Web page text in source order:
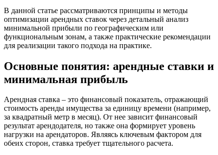
В данной статье рассматриваются принципы и методы
оптимизации арендных ставок через детальный анализ
минимальной прибыли по географическим или
функциональным зонам, а также практические рекомендации
для реализации такого подхода на практике.
Основные понятия: арендные ставки и
минимальная прибыль
Арендная ставка – это финансовый показатель, отражающий
стоимость аренды имущества за единицу времени (например,
за квадратный метр в месяц). От нее зависит финансовый
результат арендодателя, но также она формирует уровень
нагрузки на арендаторов. Являясь ключевым фактором для
обеих сторон, ставка требует тщательного расчета.